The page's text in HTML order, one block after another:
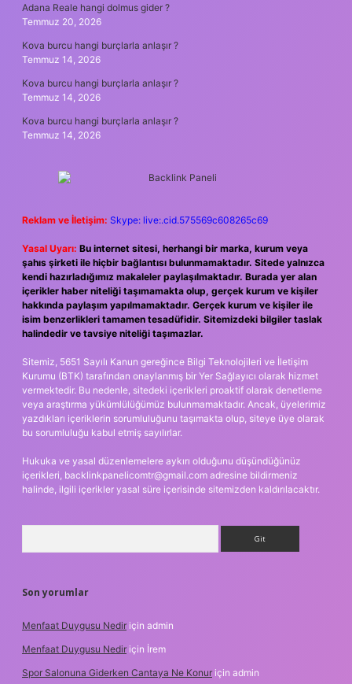
Adana Reale hangi dolmus gider ?
Temmuz 20, 2026
Kova burcu hangi burçlarla anlaşır ?
Temmuz 14, 2026
Kova burcu hangi burçlarla anlaşır ?
Temmuz 14, 2026
Kova burcu hangi burçlarla anlaşır ?
Temmuz 14, 2026
Reklam ve İletişim: Skype: live:.cid.575569c608265c69
Yasal Uyarı: Bu internet sitesi, herhangi bir marka, kurum veya
şahıs şirketi ile hiçbir bağlantısı bulunmamaktadır. Sitede yalnızca
kendi hazırladığımız makaleler paylaşılmaktadır. Burada yer alan
içerikler haber niteliği taşımamakta olup, gerçek kurum ve kişiler
hakkında paylaşım yapılmamaktadır. Gerçek kurum ve kişiler ile
isim benzerlikleri tamamen tesadüfidir. Sitemizdeki bilgiler taslak
halindedir ve tavsiye niteliği taşımazlar.
Sitemiz, 5651 Sayılı Kanun gereğince Bilgi Teknolojileri ve İletişim
Kurumu (BTK) tarafından onaylanmış bir Yer Sağlayıcı olarak hizmet
vermektedir. Bu nedenle, sitedeki içerikleri proaktif olarak denetleme
veya araştırma yükümlülüğümüz bulunmamaktadır. Ancak, üyelerimiz
yazdıkları içeriklerin sorumluluğunu taşımakta olup, siteye üye olarak
bu sorumluluğu kabul etmiş sayılırlar.
Hukuka ve yasal düzenlemelere aykırı olduğunu düşündüğünüz
içerikleri, backlinkpanelicomtr@gmail.com adresine bildirmeniz
halinde, ilgili içerikler yasal süre içerisinde sitemizden kaldırılacaktır.
Son yorumlar
Menfaat Duygusu Nedir için admin
Menfaat Duygusu Nedir için İrem
Spor Salonuna Giderken Cantaya Ne Konur için admin